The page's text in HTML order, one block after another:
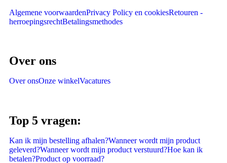
Algemene voorwaardenPrivacy Policy en cookiesRetouren -
herroepingsrechtBetalingsmethodes
Over ons
Over onsOnze winkelVacatures
Top 5 vragen:
Kan ik mijn bestelling afhalen?Wanneer wordt mijn product
geleverd?Wanneer wordt mijn product verstuurd?Hoe kan ik
betalen?Product op voorraad?